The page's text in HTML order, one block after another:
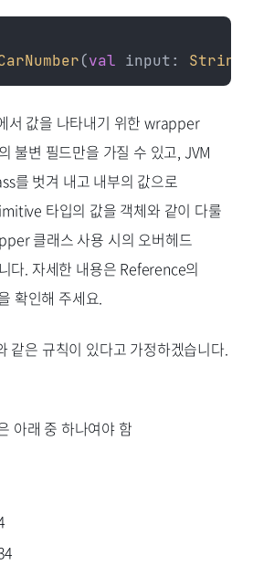
(val input: String
서 값을 나타내기 위한 wrapper
불변 필드만을 가질 수 있고, JVM
를 벗겨 내고 내부의 값으로
타입의 값을 객체와 같이 다룰
클래스 사용 시의 오버헤드
다. 자세한 내용은 Reference의
확인해 주세요.
같은 규칙이 있다고 가정하겠습니다.
아래 중 하나여야 함